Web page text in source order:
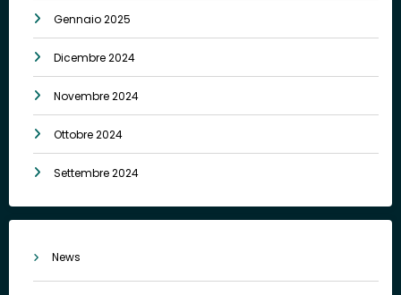
Gennaio 2025
Dicembre 2024
Novembre 2024
Ottobre 2024
Settembre 2024
News